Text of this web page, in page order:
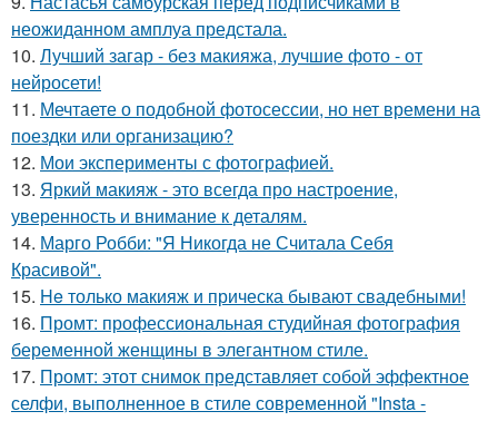
неожиданном амплуа предстала.
10. Лучший загар - без макияжа, лучшие фото - от
нейросети!
11. Мечтаете о подобной фотосессии, но нет времени на
поездки или организацию?
12. Мои эксперименты с фотографией.
13. Яркий макияж - это всегда про настроение,
уверенность и внимание к деталям.
14. Марго Робби: "Я Никогда не Считала Себя
Красивой".
15. He только макияж и прическа бывают свадебными!
16. Промт: профессиональная студийная фотография
беременной женщины в элегантном стиле.
17. Промт: этот снимок представляет собой эффектное
селфи, выполненное в стиле современной "Insta -